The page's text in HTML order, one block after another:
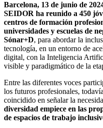
Barcelona, 13 de junio de
SEIDOR ha reunido a 450
centros de formación
universidades y escuelas de
Sónar+D, para abordar la
tecnología, en un entorno de
digital, con la Inteligencia
visible y paradigmático de la
Entre las diferentes voces
los futuros profesionales,
coincidido en señalar la
diversidad empiece en las
de espacios de trabajo